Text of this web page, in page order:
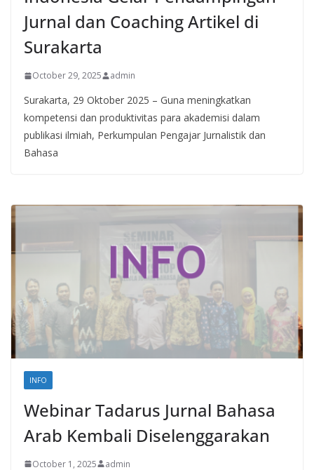
Jurnal dan Coaching Artikel di
Surakarta
October 29, 2025 admin
Surakarta, 29 Oktober 2025 – Guna meningkatkan
kompetensi dan produktivitas para akademisi dalam
publikasi ilmiah, Perkumpulan Pengajar Jurnalistik dan
Bahasa
INFO
Webinar Tadarus Jurnal Bahasa
Arab Kembali Diselenggarakan
October 1, 2025 admin